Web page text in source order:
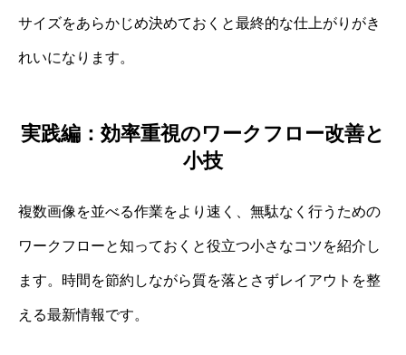
サイズをあらかじめ決めておくと最終的な仕上がりがき
れいになります。
実践編：効率重視のワークフロー改善と
小技
複数画像を並べる作業をより速く、無駄なく行うための
ワークフローと知っておくと役立つ小さなコツを紹介し
ます。時間を節約しながら質を落とさずレイアウトを整
える最新情報です。